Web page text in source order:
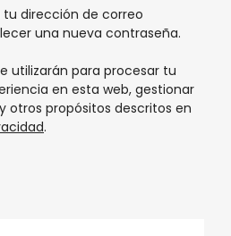
dirección de correo
una nueva contraseña.
utilizarán para procesar tu
en esta web, gestionar
otros propósitos descritos en
.